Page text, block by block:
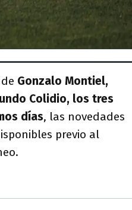
Gonzalo Montiel,
Colidio, los tres
días, las novedades
previo al